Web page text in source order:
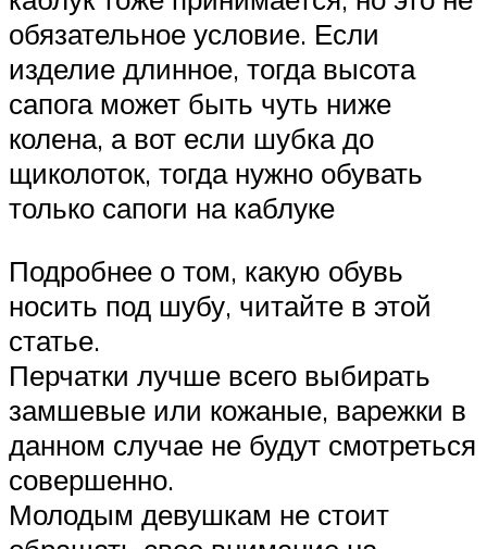
обязательное условие. Если
изделие длинное, тогда высота
сапога может быть чуть ниже
колена, а вот если шубка до
щиколоток, тогда нужно обувать
только сапоги на каблуке
Подробнее о том, какую обувь
носить под шубу, читайте в этой
статье.
Перчатки лучше всего выбирать
замшевые или кожаные, варежки в
данном случае не будут смотреться
совершенно.
Молодым девушкам не стоит